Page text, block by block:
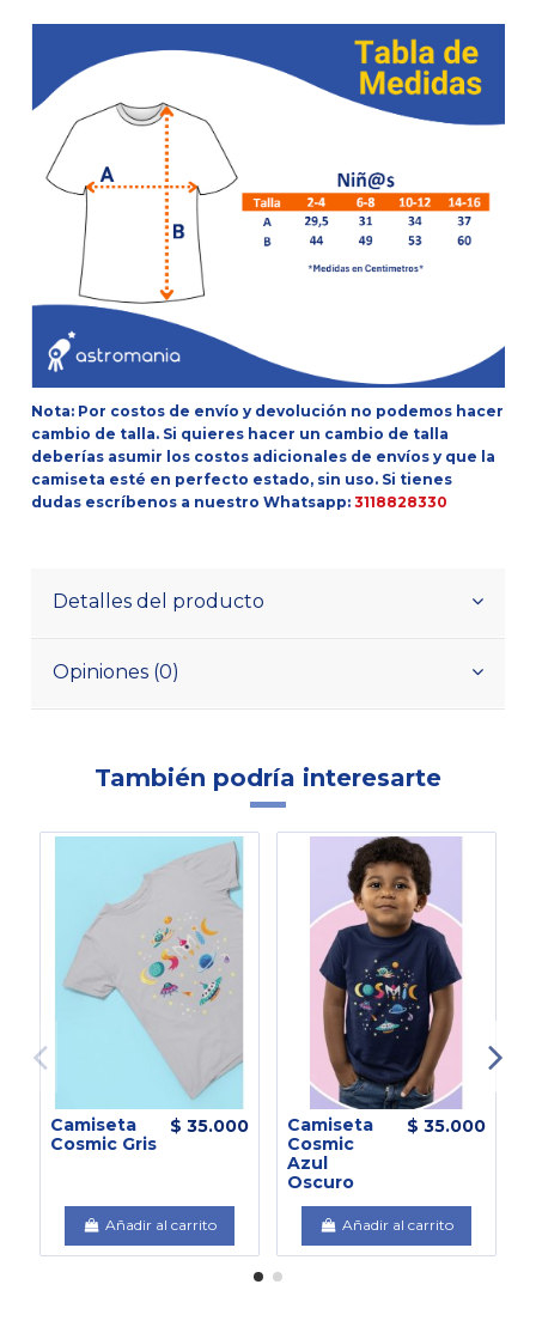
Nota: Por costos de envío y devolución no podemos hacer
cambio de talla. Si quieres hacer un cambio de talla
deberías asumir los costos adicionales de envíos y que la
camiseta esté en perfecto estado, sin uso. Si tienes
dudas escríbenos a nuestro Whatsapp:3118828330
Detalles del producto
Opiniones (0)
También podría interesarte
Camiseta
Cosmic Gris
$ 35.000
Añadir al carrito
Camiseta
Cosmic
Azul
Oscuro
$ 35.000
Añadir al carrito